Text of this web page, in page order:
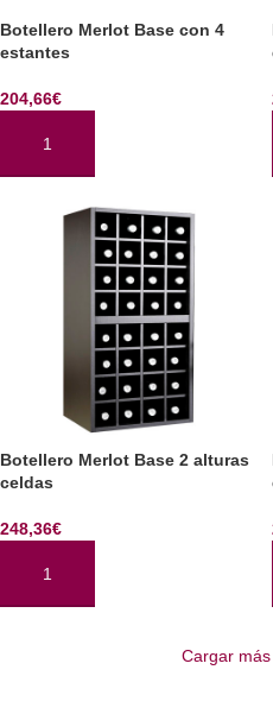
Botellero Merlot Base con 4
estantes
204,66€
AÑADIR AL CARRITO
Botellero Merlot Base 2 alturas
celdas
248,36€
AÑADIR AL CARRITO
Cargar